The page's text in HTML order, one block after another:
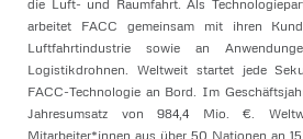
die Luft- und Raumfahrt. Als
arbeitet FACC gemeinsam mit ihren
Luftfahrtindustrie sowie an
Logistikdrohnen. Weltweit startet jede
FACC-Technologie an Bord. Im
Jahresumsatz von 984,4 Mio. €.
Mitarbeiter*innen aus über 50 Nationen an